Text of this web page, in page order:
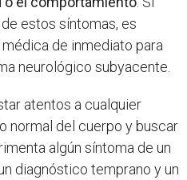
estos síntomas, es
de inmediato para
neurológico subyacente.
atentos a cualquier
normal del cuerpo y buscar
algún síntoma de un
diagnóstico temprano y un